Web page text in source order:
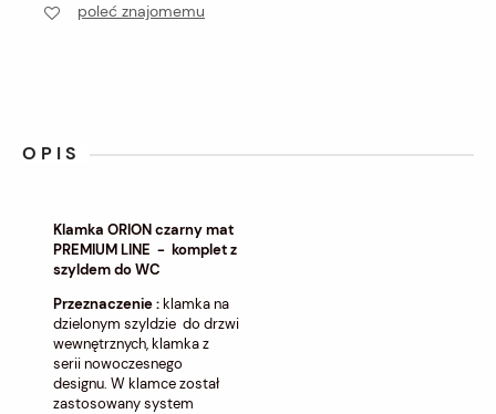
poleć znajomemu
OPIS
Klamka ORION czarny mat
PREMIUM LINE - komplet z
szyldem do WC
Przeznaczenie :klamka na
dzielonym szyldzie do drzwi
wewnętrznych, klamka z
serii nowoczesnego
designu. W klamce został
zastosowany system